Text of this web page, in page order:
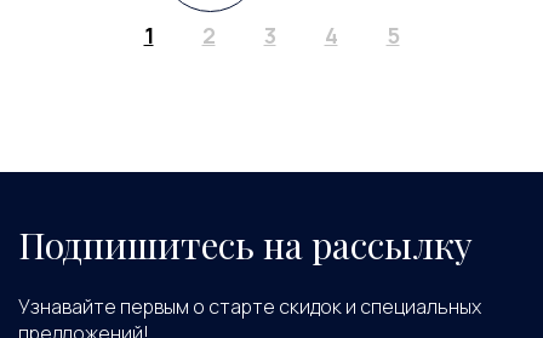
1 2 3 4 5
Подпишитесь на рассылку
Узнавайте первым о старте скидок и специальных